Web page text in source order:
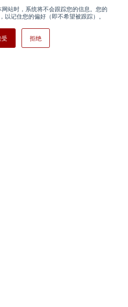
站时，系统将不会跟踪您的信息。您的
记住您的偏好（即不希望被跟踪）。
拒绝
Devices Inc. All Rights Reserved.